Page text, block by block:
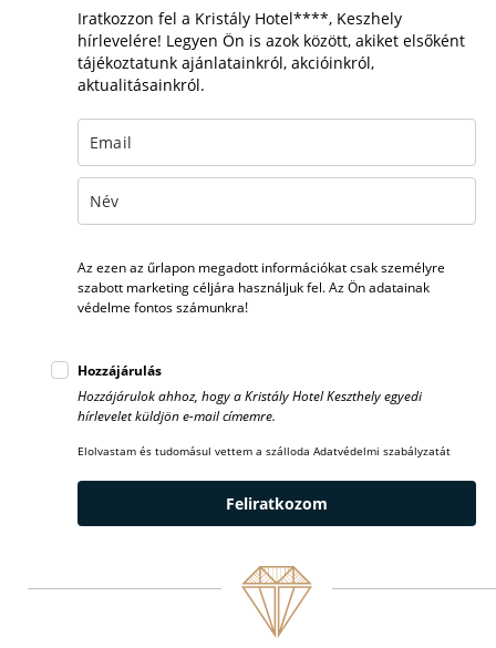
Iratkozzon fel a Kristály Hotel****, Keszhely
hírlevelére! Legyen Ön is azok között, akiket elsőként
tájékoztatunk ajánlatainkról, akcióinkról,
aktualitásainkról.
Az ezen az űrlapon megadott információkat csak személyre
szabott marketing céljára használjuk fel. Az Ön adatainak
védelme fontos számunkra!
Hozzájárulás
Hozzájárulok ahhoz, hogy a Kristály Hotel Keszthely egyedi
hírlevelet küldjön e-mail címemre.
Elolvastam és tudomásul vettem a szálloda Adatvédelmi szabályzatát
Feliratkozom